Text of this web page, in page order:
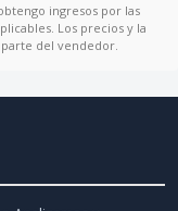
ingresos por las
Los precios y la
del vendedor.